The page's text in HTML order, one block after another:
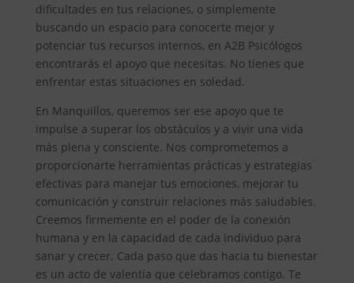
dificultades en tus relaciones, o simplemente
buscando un espacio para conocerte mejor y
potenciar tus recursos internos, en A2B Psicólogos
encontrarás el apoyo que necesitas. No tienes que
enfrentar estas situaciones en soledad.
En Manquillos, queremos ser ese apoyo que te
impulse a superar los obstáculos y a vivir una vida
más plena y consciente. Nos comprometemos a
proporcionarte herramientas prácticas y estrategias
efectivas para manejar tus emociones, mejorar tu
comunicación y construir relaciones más saludables.
Creemos firmemente en el poder de la conexión
humana y en la capacidad de cada individuo para
sanar y crecer. Cada paso que das hacia tu bienestar
es un acto de valentía que celebramos contigo. Te